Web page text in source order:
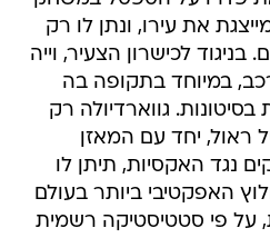
את עירו, ונתן לו רק
לכישרון הצעיר, וייה
במיוחד בתקופה בה
גווארדיולה רק
ראול, יחד עם המאזן
נגד האקסיות, תיתן לו
האפקטיבי ביותר בעולם
על פי סטטיסטיקה רשמית